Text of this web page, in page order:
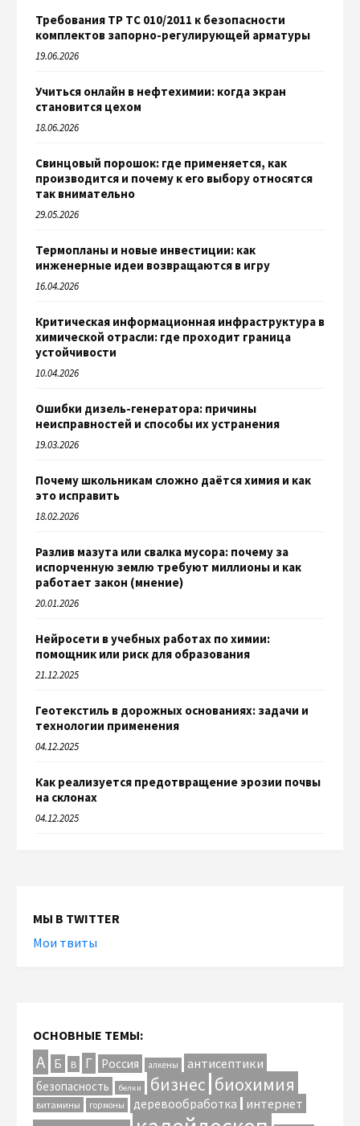
Требования ТР ТС 010/2011 к безопасности
комплектов запорно-регулирующей арматуры
19.06.2026
Учиться онлайн в нефтехимии: когда экран
становится цехом
18.06.2026
Свинцовый порошок: где применяется, как
производится и почему к его выбору относятся
так внимательно
29.05.2026
Термопланы и новые инвестиции: как
инженерные идеи возвращаются в игру
16.04.2026
Критическая информационная инфраструктура в
химической отрасли: где проходит граница
устойчивости
10.04.2026
Ошибки дизель-генератора: причины
неисправностей и способы их устранения
19.03.2026
Почему школьникам сложно даётся химия и как
это исправить
18.02.2026
Разлив мазута или свалка мусора: почему за
испорченную землю требуют миллионы и как
работает закон (мнение)
20.01.2026
Нейросети в учебных работах по химии:
помощник или риск для образования
21.12.2025
Геотекстиль в дорожных основаниях: задачи и
технологии применения
04.12.2025
Как реализуется предотвращение эрозии почвы
на склонах
04.12.2025
МЫ В TWITTER
Мои твиты
ОСНОВНЫЕ ТЕМЫ:
А Б В Г Россия алкены антисептики
безопасность белки бизнес биохимия
витамины гормоны деревообработка интернет